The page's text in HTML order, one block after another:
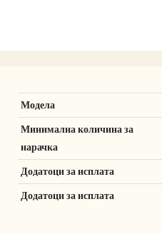
Модела
Минимална количина за
нарачка
Додатоци за исплата
Додатоци за исплата